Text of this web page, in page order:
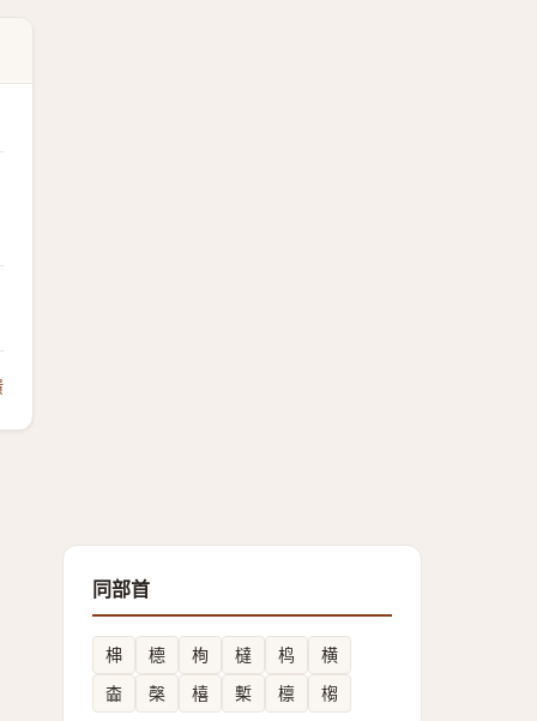
同部首
梙 㯖 栒 橽 㭤
横
楍
㯏 橲 槧 檩 㮲